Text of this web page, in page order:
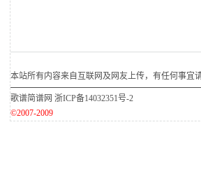
本站所有内容来自互联网及网友上传，有任何事宜
歌谱简谱网 浙ICP备14032351号-2
©2007-2009